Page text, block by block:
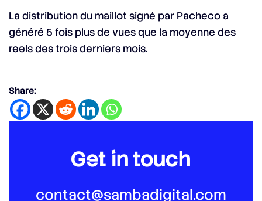
La distribution du maillot signé par Pacheco a
généré 5 fois plus de vues que la moyenne des
reels des trois derniers mois.
Share:
Get in touch
contact@sambadigital.com